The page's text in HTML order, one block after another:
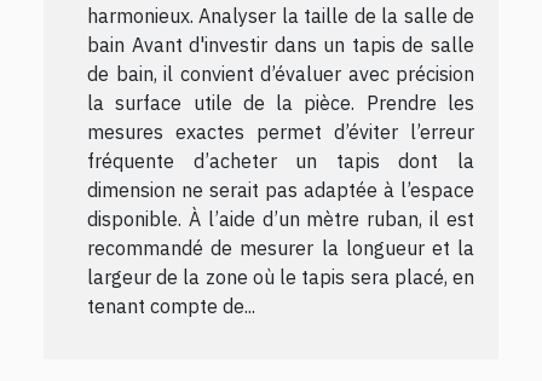
harmonieux. Analyser la taille de la salle de
bain Avant d'investir dans un tapis de salle
de bain, il convient d’évaluer avec précision
la surface utile de la pièce. Prendre les
mesures exactes permet d’éviter l’erreur
fréquente d’acheter un tapis dont la
dimension ne serait pas adaptée à l’espace
disponible. À l’aide d’un mètre ruban, il est
recommandé de mesurer la longueur et la
largeur de la zone où le tapis sera placé, en
tenant compte de...